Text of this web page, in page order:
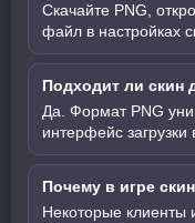
Скачайте PNG,
файл в настройках
Подходит ли скин
Да. Формат PNG
интерфейс загрузки
Почему в игре
Некоторые клиенты